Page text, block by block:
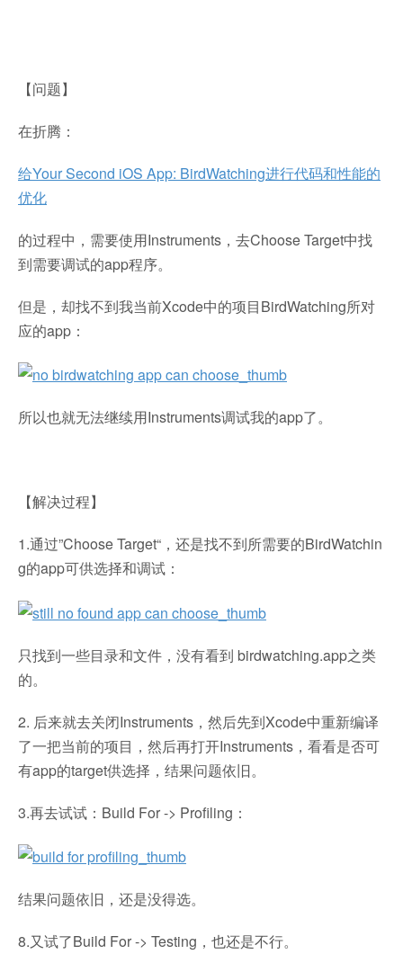
【问题】
在折腾：
给Your Second iOS App: BirdWatching进行代码和性能的
优化
的过程中，需要使用Instruments，去Choose Target中找
到需要调试的app程序。
但是，却找不到我当前Xcode中的项目BirdWatching所对
应的app：
所以也就无法继续用Instruments调试我的app了。
【解决过程】
1.通过”Choose Target“，还是找不到所需要的BirdWatchin
g的app可供选择和调试：
只找到一些目录和文件，没有看到 birdwatching.app之类
的。
2. 后来就去关闭Instruments，然后先到Xcode中重新编译
了一把当前的项目，然后再打开Instruments，看看是否可
有app的target供选择，结果问题依旧。
3.再去试试：Build For -> Profiling：
结果问题依旧，还是没得选。
8.又试了Build For -> Testing，也还是不行。